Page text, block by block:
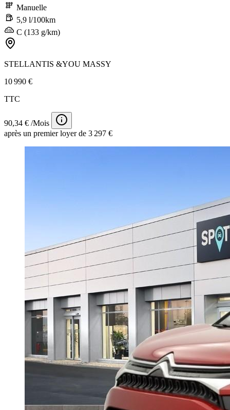
Manuelle
5,9 l/100km
C (133 g/km)
STELLANTIS &YOU MASSY
10 990 €
TTC
90,34 € /Mois
après un premier loyer de 3 297 €